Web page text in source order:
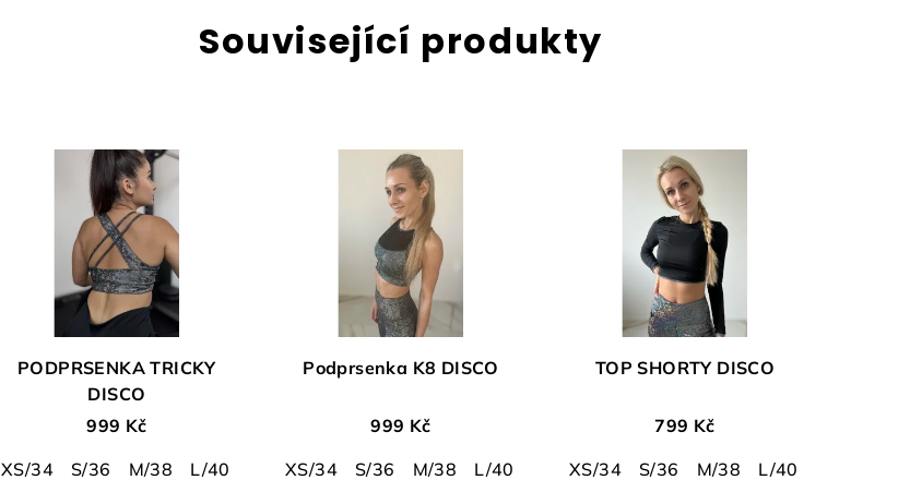
Související produkty
PODPRSENKA TRICKY
DISCO
999 Kč
XS/34
S/36 M/38 L/40
Podprsenka K8 DISCO
999 Kč
XS/34
S/36 M/38 L/40
TOP SHORTY DISCO
799 Kč
XS/34
S/36 M/38 L/40